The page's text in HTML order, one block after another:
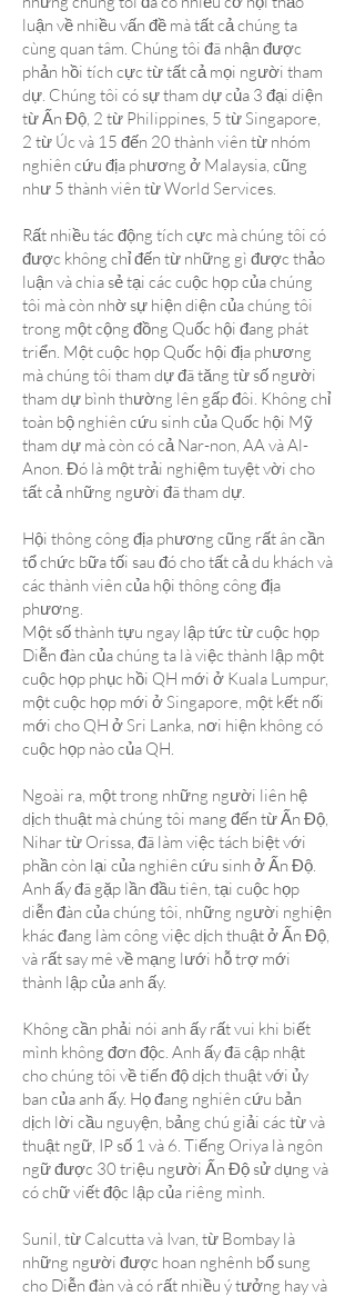
luận về nhiều vấn đề mà tất cả chúng ta
cùng quan tâm. Chúng tôi đã nhận được
phản hồi tích cực từ tất cả mọi người tham
dự. Chúng tôi có sự tham dự của 3 đại diện
từ Ấn Độ, 2 từ Philippines, 5 từ Singapore,
2 từ Úc và 15 đến 20 thành viên từ nhóm
nghiên cứu địa phương ở Malaysia, cũng
như 5 thành viên từ World Services.
Rất nhiều tác động tích cực mà chúng tôi có
được không chỉ đến từ những gì được thảo
luận và chia sẻ tại các cuộc họp của chúng
tôi mà còn nhờ sự hiện diện của chúng tôi
trong một cộng đồng Quốc hội đang phát
triển. Một cuộc họp Quốc hội địa phương
mà chúng tôi tham dự đã tăng từ số người
tham dự bình thường lên gấp đôi. Không chỉ
toàn bộ nghiên cứu sinh của Quốc hội Mỹ
tham dự mà còn có cả Nar-non, AA và Al-
Anon. Đó là một trải nghiệm tuyệt vời cho
tất cả những người đã tham dự.
Hội thông công địa phương cũng rất ân cần
tổ chức bữa tối sau đó cho tất cả du khách và
các thành viên của hội thông công địa
phương.
Một số thành tựu ngay lập tức từ cuộc họp
Diễn đàn của chúng ta là việc thành lập một
cuộc họp phục hồi QH mới ở Kuala Lumpur,
một cuộc họp mới ở Singapore, một kết nối
mới cho QH ở Sri Lanka, nơi hiện không có
cuộc họp nào của QH.
Ngoài ra, một trong những người liên hệ
dịch thuật mà chúng tôi mang đến từ Ấn Độ,
Nihar từ Orissa, đã làm việc tách biệt với
phần còn lại của nghiên cứu sinh ở Ấn Độ.
Anh ấy đã gặp lần đầu tiên, tại cuộc họp
diễn đàn của chúng tôi, những người nghiện
khác đang làm công việc dịch thuật ở Ấn Độ,
và rất say mê về mạng lưới hỗ trợ mới
thành lập của anh ấy.
Không cần phải nói anh ấy rất vui khi biết
mình không đơn độc. Anh ấy đã cập nhật
cho chúng tôi về tiến độ dịch thuật với ủy
ban của anh ấy. Họ đang nghiên cứu bản
dịch lời cầu nguyện, bảng chú giải các từ và
thuật ngữ, IP số 1 và 6. Tiếng Oriya là ngôn
ngữ được 30 triệu người Ấn Độ sử dụng và
có chữ viết độc lập của riêng mình.
Sunil, từ Calcutta và Ivan, từ Bombay là
những người được hoan nghênh bổ sung
cho Diễn đàn và có rất nhiều ý tưởng hay và